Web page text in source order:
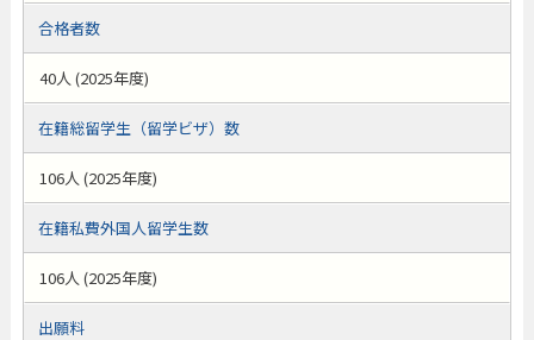
合格者数
40人 (2025年度)
在籍総留学生（留学ビザ）数
106人 (2025年度)
在籍私費外国人留学生数
106人 (2025年度)
出願料